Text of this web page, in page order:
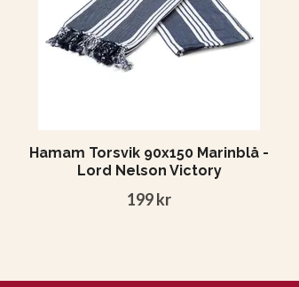
Hamam Torsvik 90x150 Marinblå -
Lord Nelson Victory
199 kr